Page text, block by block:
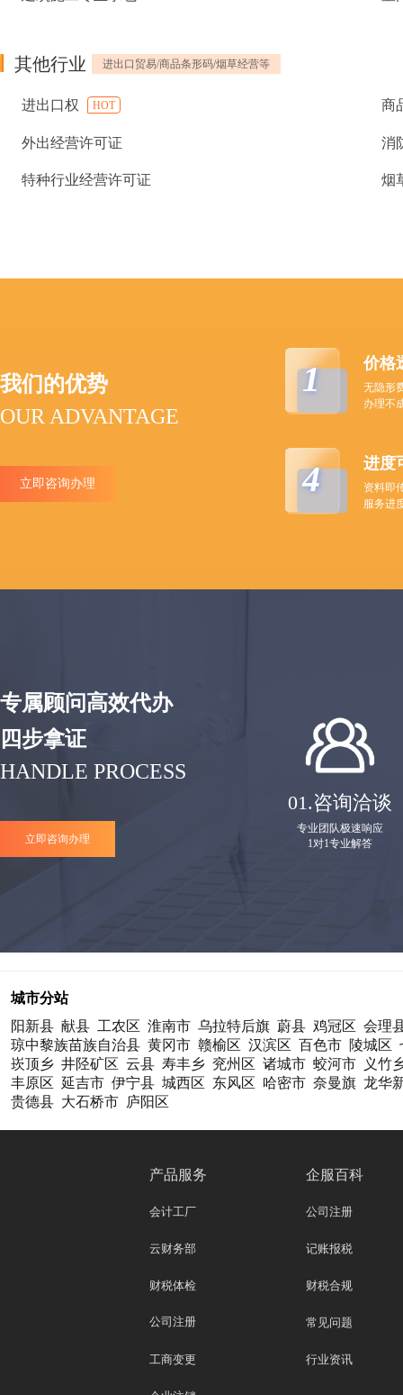
其他行业 进出口贸易/商品条形码/烟草经营等
进出口权 HOT 商
外出经营许可证 消
特种行业经营许可证 烟
我们的优势
OUR ADVANTAGE
立即咨询办理
1 价格
无隐形
办理不
4 进度
资料即
服务进
专属顾问高效代办
四步拿证
HANDLE PROCESS
立即咨询办理
01.咨询洽谈
专业团队极速响应
1对1专业解答
城市分站
阳新县 献县 工农区 淮南市 乌拉特后旗 蔚县 鸡冠区 会理
琼中黎族苗族自治县 黄冈市 赣榆区 汉滨区 百色市 陵城区
崁顶乡 井陉矿区 云县 寿丰乡 兖州区 诸城市 蛟河市
义竹
丰原区 延吉市 伊宁县 城西区 东风区 哈密市 奈曼旗 龙华
贵德县 大石桥市 庐阳区
产品服务
会计工厂
云财务部
财税体检
公司注册
工商变更
企服百科
公司注册
记账报税
财税合规
常见问题
行业资讯